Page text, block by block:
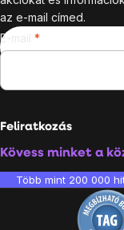
az e-mail címed.
E-mail
Feliratkozás
Kövess minket a
Több mint 200 000